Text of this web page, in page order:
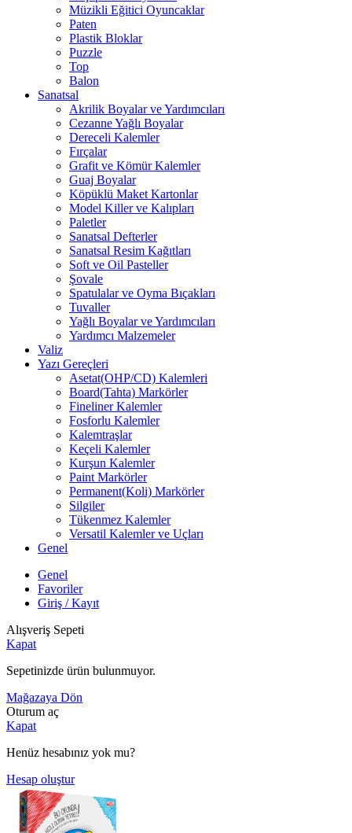
Müzikli Eğitici Oyuncaklar
Paten
Plastik Bloklar
Puzzle
Top
Balon
Sanatsal
Akrilik Boyalar ve Yardımcıları
Cezanne Yağlı Boyalar
Dereceli Kalemler
Fırçalar
Grafit ve Kömür Kalemler
Guaj Boyalar
Köpüklü Maket Kartonlar
Model Killer ve Kalıpları
Paletler
Sanatsal Defterler
Sanatsal Resim Kağıtları
Soft ve Oil Pasteller
Şovale
Spatulalar ve Oyma Bıçakları
Tuvaller
Yağlı Boyalar ve Yardımcıları
Yardımcı Malzemeler
Valiz
Yazı Gereçleri
Asetat(OHP/CD) Kalemleri
Board(Tahta) Markörler
Fineliner Kalemler
Fosforlu Kalemler
Kalemtraşlar
Keçeli Kalemler
Kurşun Kalemler
Paint Markörler
Permanent(Koli) Markörler
Silgiler
Tükenmez Kalemler
Versatil Kalemler ve Uçları
Genel
Genel
Favoriler
Giriş / Kayıt
Alışveriş Sepeti
Kapat
Sepetinizde ürün bulunmuyor.
Mağazaya Dön
Oturum aç
Kapat
Henüz hesabınız yok mu?
Hesap oluştur